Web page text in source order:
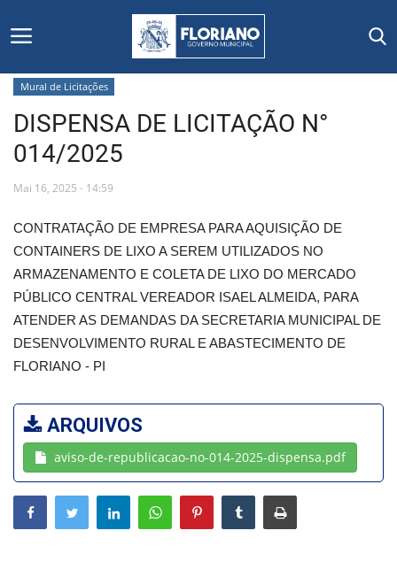
Início
Editais
Secretarias e Órgãos
Mural de Licitações
Notícias
Webmail
Contato
Mural de Licitações
DISPENSA DE LICITAÇÃO N°
014/2025
Mai 16, 2025 - 14:59
CONTRATAÇÃO DE EMPRESA PARA AQUISIÇÃO DE
CONTAINERS DE LIXO A SEREM UTILIZADOS NO
ARMAZENAMENTO E COLETA DE LIXO DO MERCADO
PÚBLICO CENTRAL VEREADOR ISAEL ALMEIDA, PARA
ATENDER AS DEMANDAS DA SECRETARIA MUNICIPAL DE
DESENVOLVIMENTO RURAL E ABASTECIMENTO DE
FLORIANO - PI
ARQUIVOS
aviso-de-republicacao-no-014-2025-dispensa.pdf